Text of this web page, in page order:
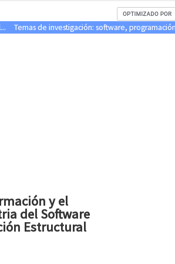
Temas de investigación: software,
y el
del Software
Estructural